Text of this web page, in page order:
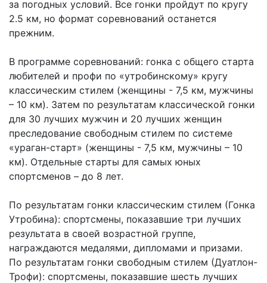
за погодных условий. Все гонки пройдут по кругу
2.5 км, но формат соревнований останется
прежним.
В программе соревнований: гонка с общего старта
любителей и профи по «утробинскому» кругу
классическим стилем (женщины - 7,5 км, мужчины
– 10 км). Затем по результатам классической гонки
для 30 лучших мужчин и 20 лучших женщин
преследование свободным стилем по системе
«ураган-старт» (женщины - 7,5 км, мужчины – 10
км). Отдельные старты для самых юных
спортсменов – до 8 лет.
По результатам гонки классическим стилем (Гонка
Утробина): спортсмены, показавшие три лучших
результата в своей возрастной группе,
награждаются медалями, дипломами и призами.
По результатам гонки свободным стилем (Дуатлон-
Трофи): спортсмены, показавшие шесть лучших